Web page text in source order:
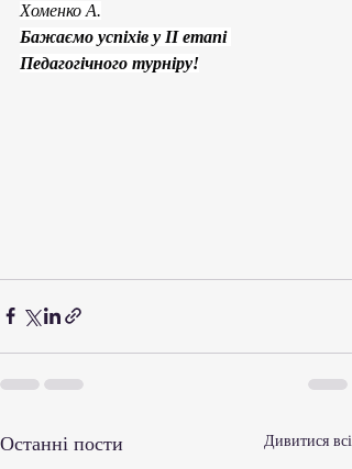
Хоменко А.
Бажаємо успіхів у ІІ етапі
Педагогічного турніру!
Останні пости Дивитися всі